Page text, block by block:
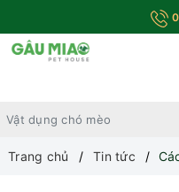
Trang chủ Tin tức